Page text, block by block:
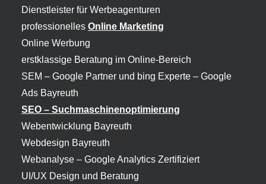
Dienstleister für Werbeagenturen
professionelles Online Marketing
Online Werbung
erstklassige Beratung im Online-Bereich
SEM – Google Partner und bing Experte – Google
Ads Bayreuth
SEO – Suchmaschinenoptimierung
Webentwicklung Bayreuth
Webdesign Bayreuth
Webanalyse – Google Analytics Zertifiziert
UI/UX Design und Beratung